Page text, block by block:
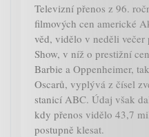
Televizní přenos z 96.
filmových cen americké
věd, vidělo v neděli
Show, v níž o prestižní
Barbie a Oppenheimer,
Oscarů, vyplývá z čísel
stanicí ABC. Údaj však
kdy přenos vidělo 43,7
postupně klesat.